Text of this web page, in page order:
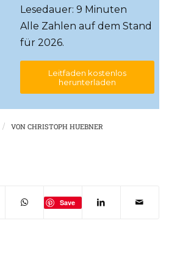
Lesedauer: 9 Minuten
Alle Zahlen auf dem Stand
für 2026.
Leitfaden kostenlos
herunterladen
/ VON CHRISTOPH HUEBNER
Save